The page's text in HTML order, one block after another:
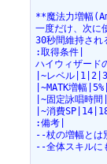
**魔法力増幅
一度だけ、次に
30秒間維持され
:取得条件|
ハイウィザード
|~レベル
|~MATK増幅
|~固定詠唱時
|~消費
:備考|
--杖の増幅とは
--全体スキルに